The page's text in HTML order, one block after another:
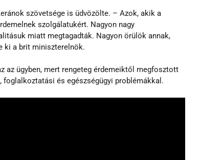
szövetsége is üdvözölte. – Azok, akik a
szolgálatukért. Nagyon nagy
miatt megtagadták. Nagyon örülök annak,
ki a brit miniszterelnök.
az ügyben, mert rengeteg érdemeiktől megfosztott
és egészségügyi problémákkal.